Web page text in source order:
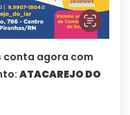
conta agora com
ATACAREJO DO